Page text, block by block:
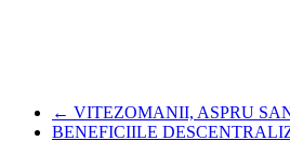
← VITEZOMANII, ASPRU
BENEFICIILE